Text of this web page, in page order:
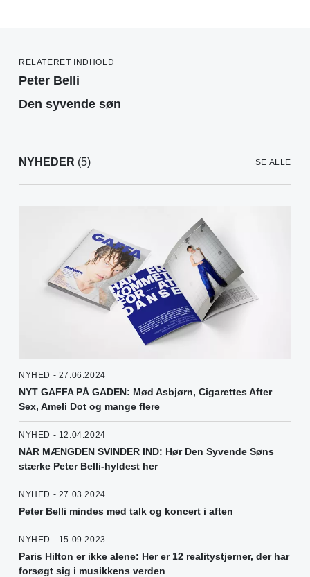
RELATERET INDHOLD
Peter Belli
Den syvende søn
NYHEDER (5) SE ALLE
NYHED - 27.06.2024
NYT GAFFA PÅ GADEN: Mød Asbjørn, Cigarettes After
Sex, Ameli Dot og mange flere
NYHED - 12.04.2024
NÅR MÆNGDEN SVINDER IND: Hør Den Syvende Søns
stærke Peter Belli-hyldest her
NYHED - 27.03.2024
Peter Belli mindes med talk og koncert i aften
NYHED - 15.09.2023
Paris Hilton er ikke alene: Her er 12 realitystjerner, der har
forsøgt sig i musikkens verden